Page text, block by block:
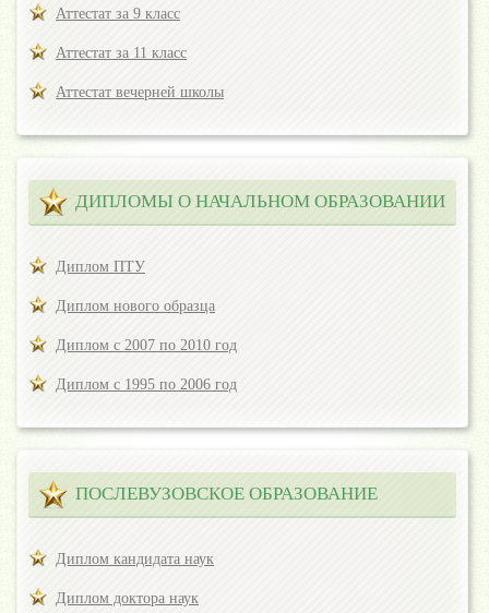
Аттестат за 9 класс
Аттестат за 11 класс
Аттестат вечерней школы
ДИПЛОМЫ О НАЧАЛЬНОМ ОБРАЗОВАНИИ
Диплом ПТУ
Диплом нового образца
Диплом с 2007 по 2010 год
Диплом с 1995 по 2006 год
ПОСЛЕВУЗОВСКОЕ ОБРАЗОВАНИЕ
Диплом кандидата наук
Диплом доктора наук